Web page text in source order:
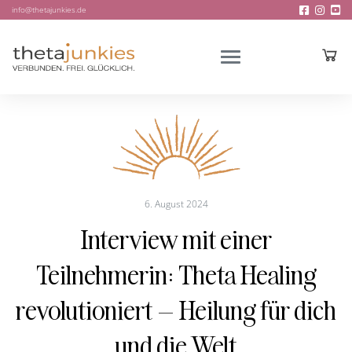
info@thetajunkies.de
6. August 2024
Interview mit einer
Teilnehmerin: Theta Healing
revolutioniert – Heilung für dich
und die Welt